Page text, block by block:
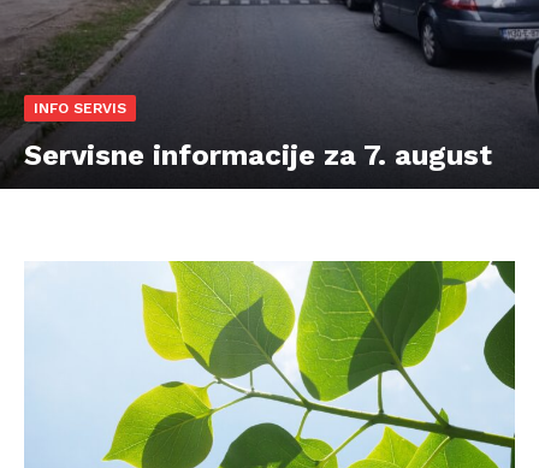
INFO SERVIS
Servisne informacije za 7. august